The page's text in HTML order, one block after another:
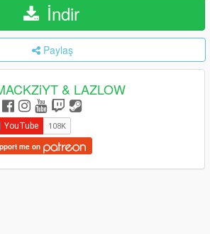
İndir
Paylaş
& LAZLOW
me on